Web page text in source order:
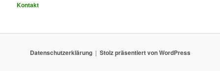
Kontakt
Datenschutzerklärung Stolz präsentiert von WordPress